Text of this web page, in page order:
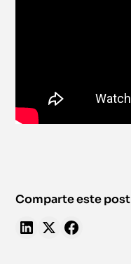
Comparte este post